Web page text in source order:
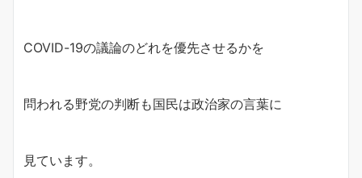
COVID-19の議論のどれを優先させるかを
問われる野党の判断も国民は政治家の言葉に
見ています。